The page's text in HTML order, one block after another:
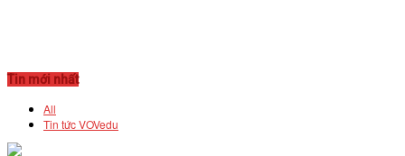
Tin mới nhất
All
Tin tức VOVedu